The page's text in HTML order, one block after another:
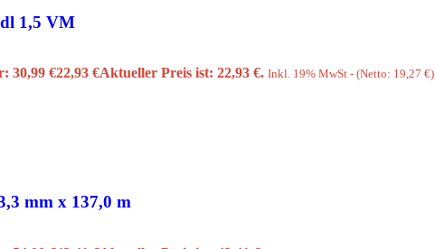
1,5 VM
30,99 €22,93 €Aktueller Preis ist: 22,93 €. Inkl. 19% MwSt - (Netto: 19,27 €)
mm x 137,0 m